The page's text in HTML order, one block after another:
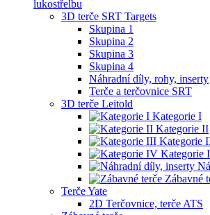
lukostřelbu
3D terče SRT Targets
Skupina 1
Skupina 2
Skupina 3
Skupina 4
Náhradní díly, rohy, inserty
Terče a terčovnice SRT
3D terče Leitold
Kategorie I
Kategorie II
Kategorie
Kategorie
Zábavné
Terče Yate
2D Terčovnice, terče ATS